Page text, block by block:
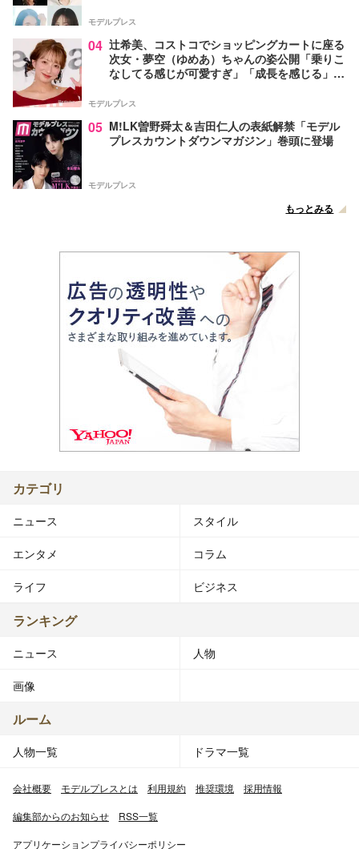
モデルプレス
04 辻希美、コストコでショッピングカートに座る
次女・夢空（ゆめあ）ちゃんの姿公開「乗りこ
なしてる感じが可愛すぎ」「成長を感じる」の
モデルプレス
05 M!LK曽野舜太＆吉田仁人の表紙解禁「モデル
プレスカウントダウンマガジン」巻頭に登場
モデルプレス
もっとみる
カテゴリ
ニュース スタイル
エンタメ コラム
ライフ ビジネス
ランキング
ニュース 人物
画像
ルーム
人物一覧 ドラマ一覧
会社概要 モデルプレスとは 利用規約 推奨環境 採用情報
編集部からのお知らせ RSS一覧
アプリケーションプライバシーポリシー